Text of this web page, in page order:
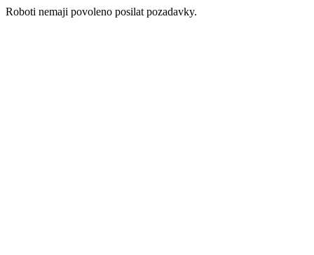
Roboti nemaji povoleno posilat pozadavky.